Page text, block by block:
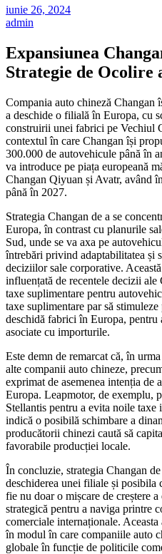
iunie 26, 2024
admin
Expansiunea
Strategie de Ocolire
Compania auto chineză Changan
a deschide o filială în Europa, cu
construirii unei fabrici pe Vechiul
contextul în care Changan își
300.000 de autovehicule până în
va introduce pe piața europeană
Changan Qiyuan și Avatr, având
până în 2027.
Strategia Changan de a se
Europa, în contrast cu planurile
Sud, unde se va axa pe
întrebări privind adaptabilitatea și
deciziilor sale corporative.
influențată de recentele decizii
taxe suplimentare pentru
taxe suplimentare par să
deschidă fabrici în Europa, pentru
asociate cu importurile.
Este demn de remarcat că, în
alte companii auto chineze,
exprimat de asemenea intenția
Europa. Leapmotor, de exemplu,
Stellantis pentru a evita noile taxe
indică o posibilă schimbare a
producătorii chinezi caută să
favorabile producției locale.
În concluzie, strategia Changan
deschiderea unei filiale și posibila
fie nu doar o mișcare de creștere
strategică pentru a naviga printre
comerciale internaționale.
în modul în care companiile auto
globale în funcție de politicile